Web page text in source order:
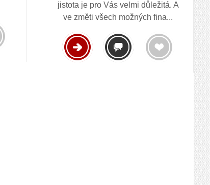
jistota je pro Vás velmi důležitá. A
ve změti všech možných fina...